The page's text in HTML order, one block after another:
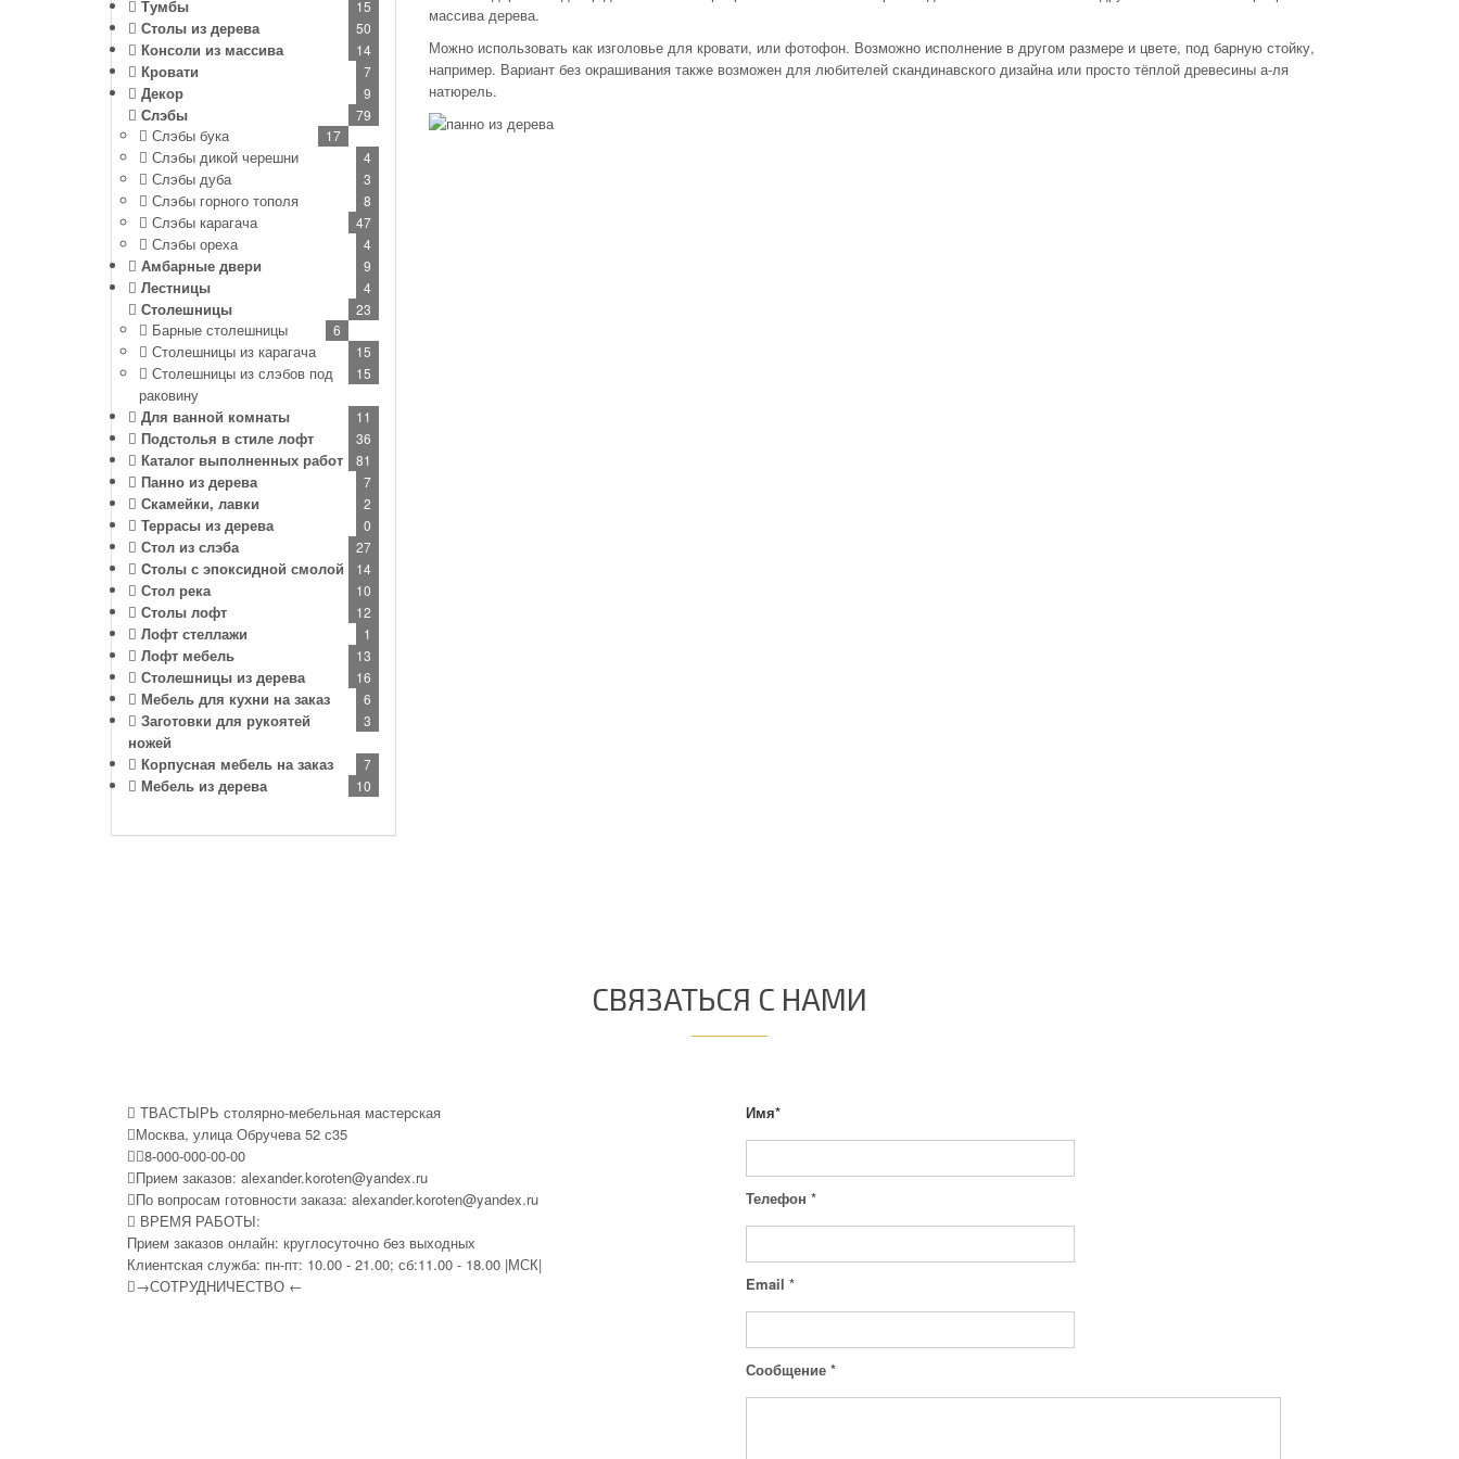
древесины
древесина
Материал:
древесина
массива дерева.
Можно использовать как изголовье для кровати, или фотофон. Возможно исполнение в другом размере и цвете, под барную стойку,
например. Вариант без окрашивания также возможен для любителей скандинавского дизайна или просто тёплой древесины а-ля
натюрель.
15
Тумбы
50
Столы из дерева
14
Консоли из массива
7
Кровати
9
Декор
79
Слэбы
17
Слэбы бука
4
Слэбы дикой черешни
3
Слэбы дуба
8
Слэбы горного тополя
47
Слэбы карагача
4
Слэбы ореха
9
Амбарные двери
4
Лестницы
23
Столешницы
6
Барные столешницы
15
Столешницы из карагача
15
Столешницы из слэбов под
раковину
11
Для ванной комнаты
36
Подстолья в стиле лофт
81
Каталог выполненных работ
7
Панно из дерева
2
Скамейки, лавки
0
Террасы из дерева
27
Стол из слэба
14
Cтолы с эпоксидной смолой
10
Стол река
12
Столы лофт
1
Лофт стеллажи
13
Лофт мебель
16
Столешницы из дерева
6
Мебель для кухни на заказ
3
Заготовки для рукоятей
ножей
7
Корпусная мебель на заказ
10
Мебель из дерева
СВЯЗАТЬСЯ С НАМИ
ТВАСТЫРЬ столярно-мебельная мастерская
Москва, улица Обручева 52 с35
8-000-000-00-00
Прием заказов: alexander.koroten@yandex.ru
По вопросам готовности заказа: alexander.koroten@yandex.ru
ВРЕМЯ РАБОТЫ:
Прием заказов онлайн: круглосуточно без выходных
Клиентская служба: пн-пт: 10.00 - 21.00; сб:11.00 - 18.00 |МСК|
→СОТРУДНИЧЕСТВО ←
Имя*
Телефон *
Email *
Сообщение *